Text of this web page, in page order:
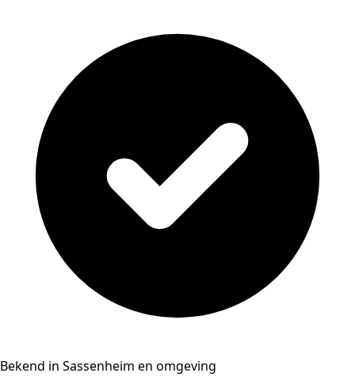
Bekend in Sassenheim en omgeving